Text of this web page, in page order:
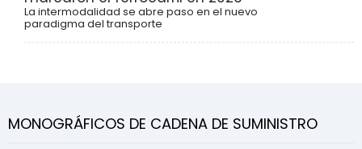
La intermodalidad se abre paso en el nuevo
paradigma del transporte
MONOGRÁFICOS DE CADENA DE SUMINISTRO